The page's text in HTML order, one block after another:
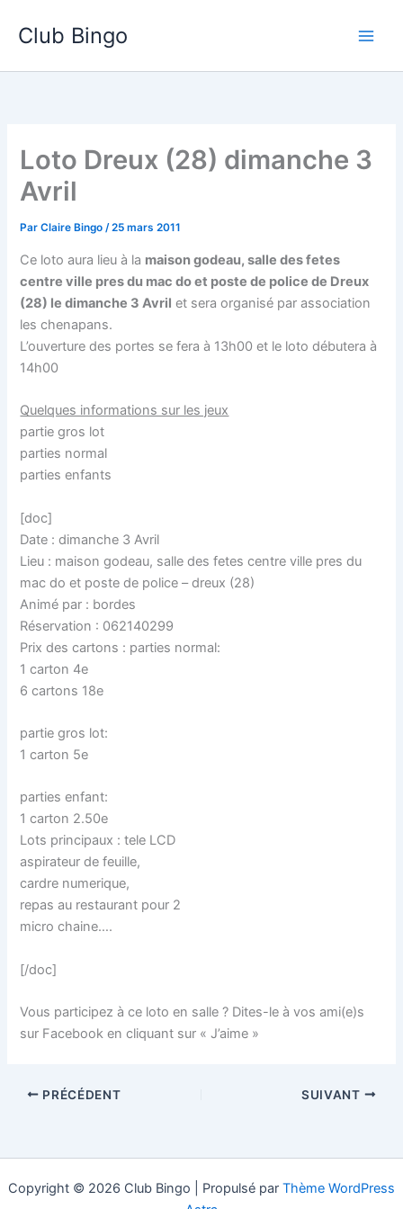
Club Bingo
Loto Dreux (28) dimanche 3
Avril
ParClaire Bingo/25 mars 2011
Ce loto aura lieu à la maison godeau, salle des fetes
centre ville pres du mac do et poste de police de Dreux
(28) le dimanche 3 Avril et sera organisé par association
les chenapans.
L’ouverture des portes se fera à 13h00 et le loto débutera à
14h00
Quelques informations sur les jeux
partie gros lot
parties normal
parties enfants
[doc]
Date : dimanche 3 Avril
Lieu : maison godeau, salle des fetes centre ville pres du
mac do et poste de police – dreux (28)
Animé par : bordes
Réservation : 062140299
Prix des cartons : parties normal:
1 carton 4e
6 cartons 18e
partie gros lot:
1 carton 5e
parties enfant:
1 carton 2.50e
Lots principaux : tele LCD
aspirateur de feuille,
cardre numerique,
repas au restaurant pour 2
micro chaine….
[/doc]
Vous participez à ce loto en salle ? Dites-le à vos ami(e)s
sur Facebook en cliquant sur « J’aime »
PRÉCÉDENT SUIVANT
Copyright © 2026 Club Bingo | Propulsé par Thème WordPress